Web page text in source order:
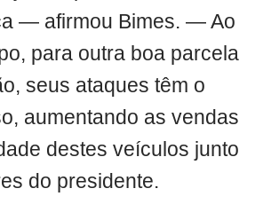
— afirmou Bimes. — Ao
para outra boa parcela
seus ataques têm o
aumentando as vendas
destes veículos junto
do presidente.